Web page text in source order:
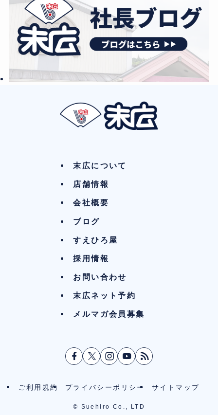
末広について
店舗情報
会社概要
ブログ
すえひろ屋
採用情報
お問い合わせ
末広ネット予約
メルマガ会員募集
ご利用規約 プライバシーポリシー サイトマップ
© Suehiro Co., LTD